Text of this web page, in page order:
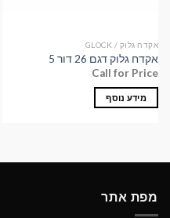
אקדח גלוק / GLOCK
אקדח גלוק דגם 26 דור 5
Call for Price
מידע נוסף
מפת אתר